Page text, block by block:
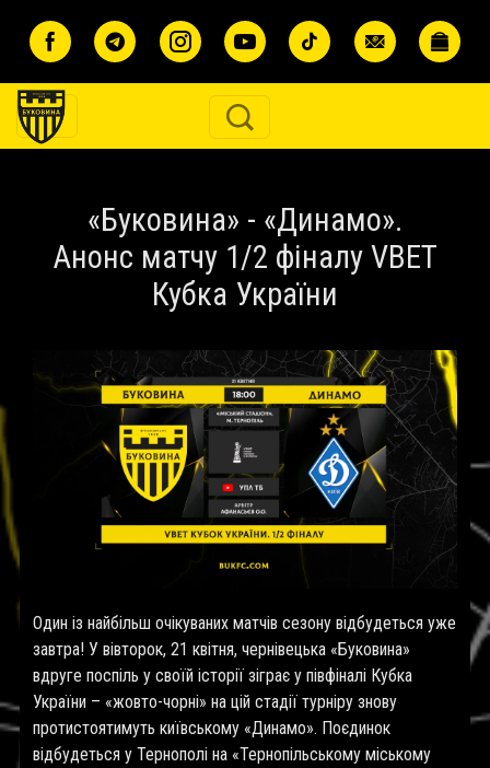
«Буковина» - «Динамо».
Анонс матчу 1/2 фіналу VBET
Кубка України
Один із найбільш очікуваних матчів сезону відбудеться уже
завтра! У вівторок, 21 квітня, чернівецька «Буковина»
вдруге поспіль у своїй історії зіграє у півфіналі Кубка
України – «жовто-чорні» на цій стадії турніру знову
протистоятимуть київському «Динамо». Поєдинок
відбудеться у Тернополі на «Тернопільському міському